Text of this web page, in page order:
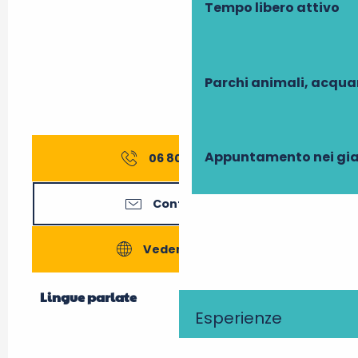
Tempo libero attivo
Parchi animali,
Appuntamento nei
Esperienze
06 80 43 38▒▒
Contattateci
Vedere i siti web
Lingue parlate
Lingue parlate